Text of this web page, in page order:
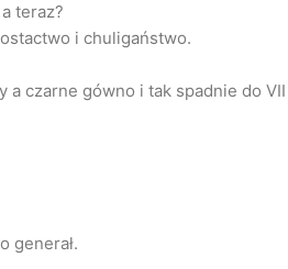
teraz?
i chuligaństwo.
a czarne gówno i tak spadnie do VII
generał.